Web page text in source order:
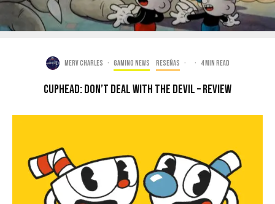
Merv Charles · Gaming news Reseñas · · 4 min read
Cuphead: Don’t Deal With the Devil – Review